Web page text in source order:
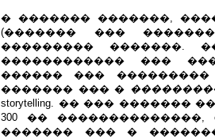
� ������� �������, ����
(������� ���
��������� �������.
������������ ���
������ ��� ���������
������� ��� �
storytelling. �� ���
300 ��
������� ��� �